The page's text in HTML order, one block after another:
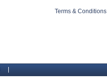
Terms & Conditions